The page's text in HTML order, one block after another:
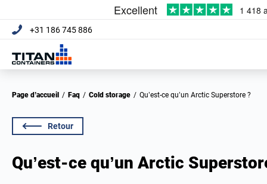
+31 186 745 886
Page d’accueil / Faq / Cold storage / Qu’est-ce qu’un Arctic Superstore ?
Retour
Qu’est-ce qu’un Arctic